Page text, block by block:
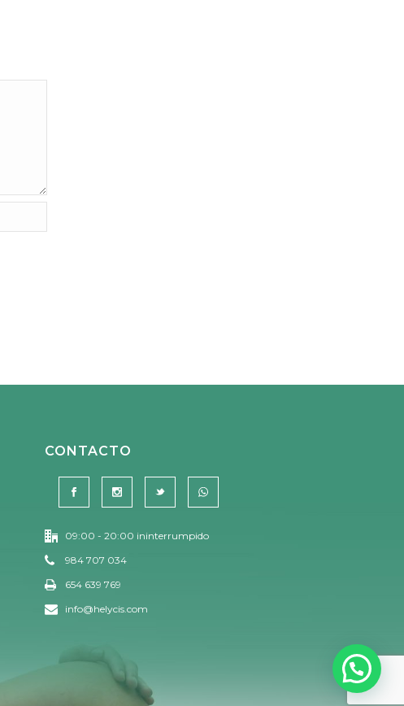
CONTACTO
09:00 - 20:00 ininterrumpido
984 707 034
654 639 769
info@helycis.com